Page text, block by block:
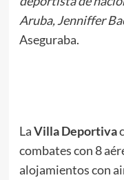
Aruba, Jenniffer
Aseguraba.
LaVilla Deportiva
combates con 8
alojamientos con